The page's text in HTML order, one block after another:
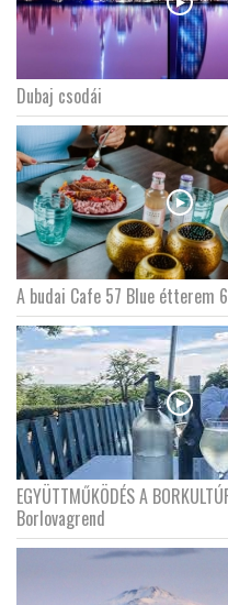
Dubaj csodái
A budai Cafe 57 Blue étterem
EGYÜTTMŰKÖDÉS A
Borlovagrend